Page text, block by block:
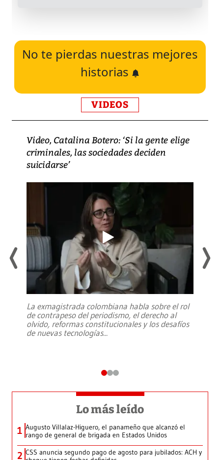
No te pierdas nuestras mejores
historias
VIDEOS
Video, Catalina Botero: ‘Si la gente elige
criminales, las sociedades deciden
suicidarse’
La exmagistrada colombiana habla sobre el rol
de contrapeso del periodismo, el derecho al
olvido, reformas constitucionales y los desafíos
de nuevas tecnologías...
Lo más leído
1 Augusto Villalaz-Higuero, el panameño que alcanzó el
rango de general de brigada en Estados Unidos
2 CSS anuncia segundo pago de agosto para jubilados: ACH y